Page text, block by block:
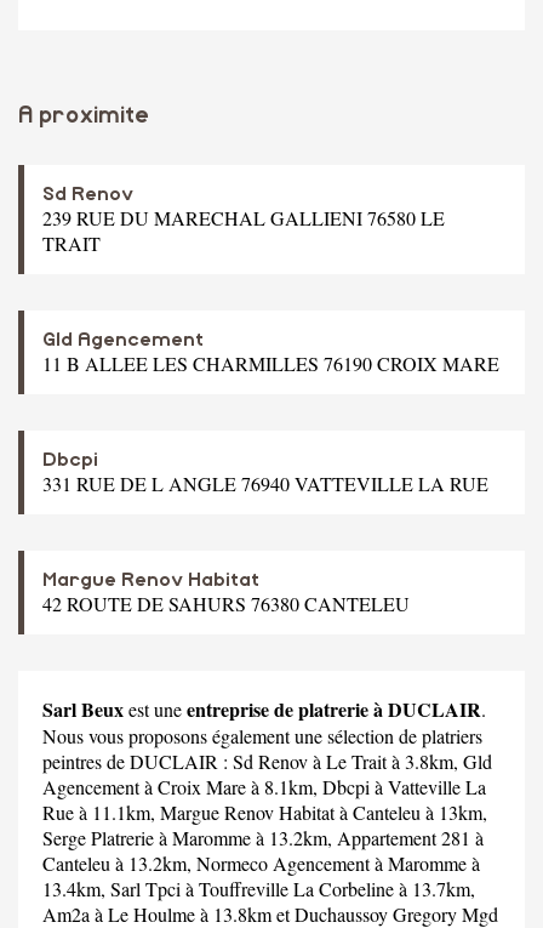
A proximite
Sd Renov
239 RUE DU MARECHAL GALLIENI 76580 LE
TRAIT
Gld Agencement
11 B ALLEE LES CHARMILLES 76190 CROIX MARE
Dbcpi
331 RUE DE L ANGLE 76940 VATTEVILLE LA RUE
Margue Renov Habitat
42 ROUTE DE SAHURS 76380 CANTELEU
Sarl Beuxest uneentreprise de platrerie à DUCLAIR.
Nous vous proposons également une sélection de platriers
peintres de DUCLAIR : Sd Renovà Le Trait à 3.8km, Gld
Agencementà Croix Mare à 8.1km, Dbcpi à Vatteville La
Rue à 11.1km, Margue Renov Habitatà Canteleu à 13km,
Serge Platrerieà Maromme à 13.2km, Appartement 281 à
Canteleu à 13.2km, Normeco Agencementà Maromme à
13.4km, Sarl Tpci à Touffreville La Corbeline à 13.7km,
Am2a à Le Houlme à 13.8km etDuchaussoy Gregory Mgd